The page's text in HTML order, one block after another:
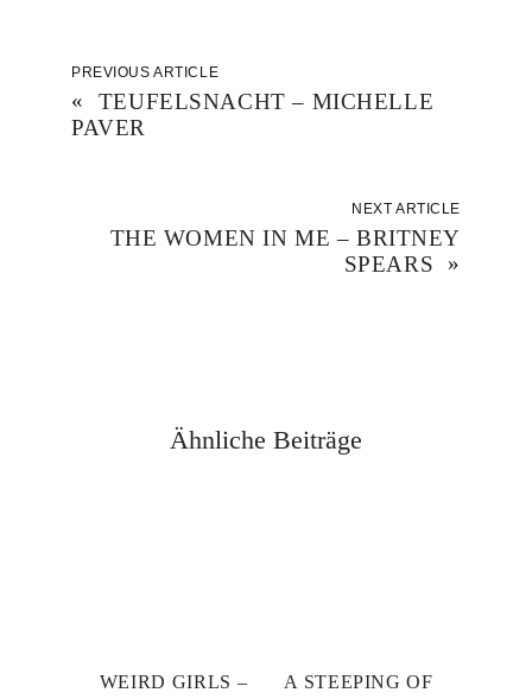
PREVIOUS ARTICLE
«
TEUFELSNACHT – MICHELLE
PAVER
NEXT ARTICLE
THE WOMEN IN ME – BRITNEY
SPEARS
»
Ähnliche Beiträge
WEIRD GIRLS –
A STEEPING OF